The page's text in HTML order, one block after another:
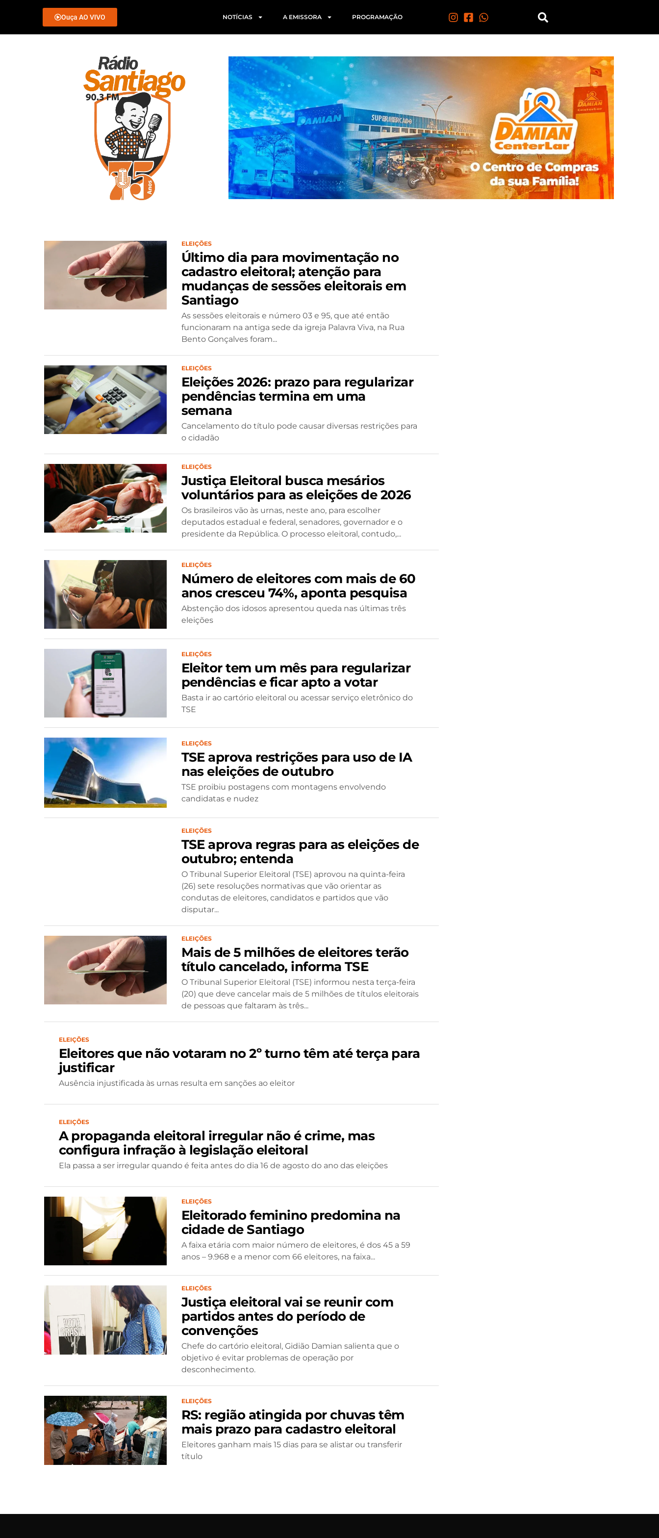
Ouça AO VIVO NOTÍCIAS A EMISSORA PROGRAMAÇÃO
ELEIÇÕES
Último dia para movimentação no
cadastro eleitoral; atenção para
mudanças de sessões eleitorais em
Santiago
As sessões eleitorais e número 03 e 95, que até então
funcionaram na antiga sede da igreja Palavra Viva, na Rua
Bento Gonçalves foram...
ELEIÇÕES
Eleições 2026: prazo para regularizar
pendências termina em uma
semana
Cancelamento do título pode causar diversas restrições para
o cidadão
ELEIÇÕES
Justiça Eleitoral busca mesários
voluntários para as eleições de 2026
Os brasileiros vão às urnas, neste ano, para escolher
deputados estadual e federal, senadores, governador e o
presidente da República. O processo eleitoral, contudo,...
ELEIÇÕES
Número de eleitores com mais de 60
anos cresceu 74%, aponta pesquisa
Abstenção dos idosos apresentou queda nas últimas três
eleições
ELEIÇÕES
Eleitor tem um mês para regularizar
pendências e ficar apto a votar
Basta ir ao cartório eleitoral ou acessar serviço eletrônico do
TSE
ELEIÇÕES
TSE aprova restrições para uso de IA
nas eleições de outubro
TSE proibiu postagens com montagens envolvendo
candidatas e nudez
ELEIÇÕES
TSE aprova regras para as eleições de
outubro; entenda
O Tribunal Superior Eleitoral (TSE) aprovou na quinta-feira
(26) sete resoluções normativas que vão orientar as
condutas de eleitores, candidatos e partidos que vão
disputar...
ELEIÇÕES
Mais de 5 milhões de eleitores terão
título cancelado, informa TSE
O Tribunal Superior Eleitoral (TSE) informou nesta terça-feira
(20) que deve cancelar mais de 5 milhões de títulos eleitorais
de pessoas que faltaram às três...
ELEIÇÕES
Eleitores que não votaram no 2º turno têm até terça para
justificar
Ausência injustificada às urnas resulta em sanções ao eleitor
ELEIÇÕES
A propaganda eleitoral irregular não é crime, mas
configura infração à legislação eleitoral
Ela passa a ser irregular quando é feita antes do dia 16 de agosto do ano das eleições
ELEIÇÕES
Eleitorado feminino predomina na
cidade de Santiago
A faixa etária com maior número de eleitores, é dos 45 a 59
anos – 9.968 e a menor com 66 eleitores, na faixa...
ELEIÇÕES
Justiça eleitoral vai se reunir com
partidos antes do período de
convenções
Chefe do cartório eleitoral, Gidião Damian salienta que o
objetivo é evitar problemas de operação por
desconhecimento.
ELEIÇÕES
RS: região atingida por chuvas têm
mais prazo para cadastro eleitoral
Eleitores ganham mais 15 dias para se alistar ou transferir
título